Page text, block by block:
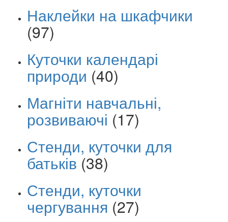
Наклейки на шкафчики
(97)
Куточки календарі
природи (40)
Магніти навчальні,
розвиваючі (17)
Стенди, куточки для
батьків (38)
Стенди, куточки
чергування (27)